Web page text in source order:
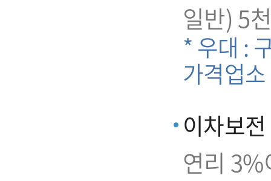
일반) 5
* 우대 :
가격업소
이차보전
연리